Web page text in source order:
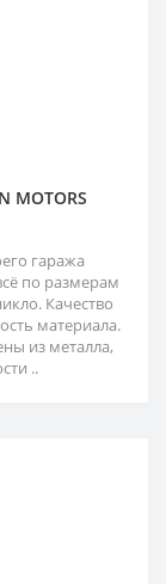
MOTORS
гаража
по размерам
Качество
материала.
из металла,
..